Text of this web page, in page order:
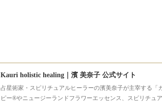
Kauri holistic healing｜濱 美奈子 公式サイト
占星術家・スピリチュアルヒーラーの濱美奈子が主宰する
ピー®やニュージーランドフラワーエッセンス、スピリチュ